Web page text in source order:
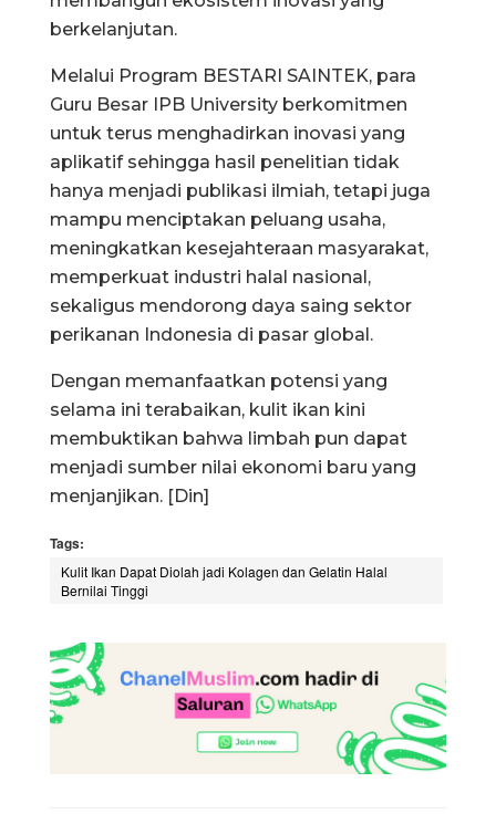
berkelanjutan.
Melalui Program BESTARI SAINTEK, para
Guru Besar IPB University berkomitmen
untuk terus menghadirkan inovasi yang
aplikatif sehingga hasil penelitian tidak
hanya menjadi publikasi ilmiah, tetapi juga
mampu menciptakan peluang usaha,
meningkatkan kesejahteraan masyarakat,
memperkuat industri halal nasional,
sekaligus mendorong daya saing sektor
perikanan Indonesia di pasar global.
Dengan memanfaatkan potensi yang
selama ini terabaikan, kulit ikan kini
membuktikan bahwa limbah pun dapat
menjadi sumber nilai ekonomi baru yang
menjanjikan. [Din]
Tags:
Kulit Ikan Dapat Diolah jadi Kolagen dan Gelatin Halal
Bernilai Tinggi